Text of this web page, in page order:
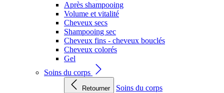
Après shampooing
Volume et vitalité
Cheveux secs
Shampooing sec
Cheveux fins - cheveux bouclés
Cheveux colorés
Gel
Soins du corps
Retourner
Soins du corps